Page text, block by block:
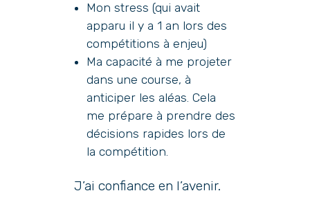
Mon stress (qui avait
apparu il y a 1 an lors des
compétitions à enjeu)
Ma capacité à me projeter
dans une course, à
anticiper les aléas. Cela
me prépare à prendre des
décisions rapides lors de
la compétition.
J’ai confiance en l’avenir.